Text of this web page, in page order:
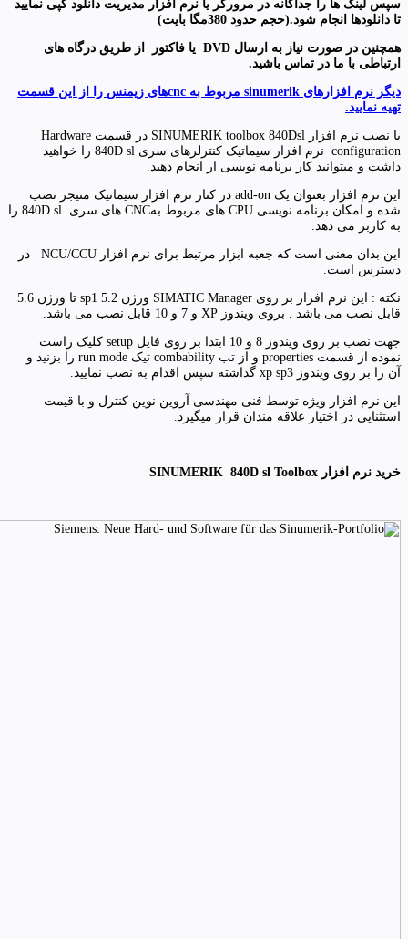
سپس لینک ها را جداگانه در مرورگر یا نرم افزار مدیریت دانلود کپی نمایید
تا دانلودها انجام شود.(حجم حدود 380مگا بایت)
همچنین در صورت نیاز به ارسال DVD یا فاکتور
از طریق درگاه های
ارتباطی با ما در تماس باشید.
دیگر نرم افزارهای sinumerik مربوط به cncهای زیمنس را از این قسمت
تهیه نمایید.
با نصب نرم افزار SINUMERIK toolbox 840Dsl در قسمت Hardware
configuration نرم افزار سیماتیک کنترلرهای سری 840D sl را خواهید
داشت و میتوانید کار برنامه نویسی ار انجام دهید.
این نرم افزار بعنوان یک add-on در کنار نرم افزار سیماتیک منیجر نصب
شده و امکان برنامه نویسی CPU های مربوط بهCNC های سری 840D sl را
به کاربر می دهد.
این بدان معنی است که جعبه ابزار مرتبط برای نرم افزار NCU/CCU در
دسترس است.
نکته : این نرم افزار بر روی SIMATIC Manager ورژن 5.2 sp1 تا ورژن 5.6
قابل نصب می باشد . بروی ویندوز XP و 7 و 10 قابل نصب می باشد.
جهت نصب بر روی ویندوز 8 و 10 ابتدا بر روی فایل setup کلیک راست
نموده از قسمت properties و از تب combability تیک run mode را بزنید و
آن را بر روی ویندوز xp sp3 گذاشته سپس اقدام به نصب نمایید.
این نرم افزار ویژه توسط فنی مهندسی آروین نوین کنترل و با قیمت
استثنایی در اختیار علاقه مندان قرار میگیرد.
خرید نرم افزار SINUMERIK 840D sl Toolbox